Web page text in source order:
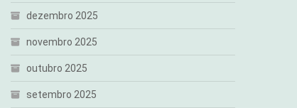
dezembro 2025
novembro 2025
outubro 2025
setembro 2025